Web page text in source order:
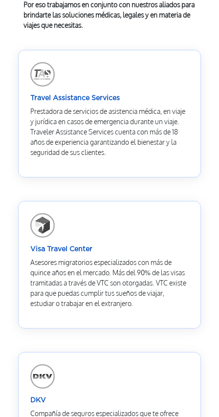
Por eso trabajamos en conjunto con nuestros aliados para
brindarte las soluciones médicas, legales y en materia de
viajes que necesitas.
Travel Assistance Services
Prestadora de servicios de asistencia médica, en viaje
y jurídica en casos de emergencia durante un viaje.
Traveler Assistance Services cuenta con más de 18
años de experiencia garantizando el bienestar y la
seguridad de sus clientes.
Visa Travel Center
Asesores migratorios especializados con más de
quince años en el mercado. Más del 90% de las visas
tramitadas a través de VTC son otorgadas. VTC existe
para que puedas cumplir tus sueños de viajar,
estudiar o trabajar en el extranjero.
DKV
Compañía de seguros especializados que te ofrece